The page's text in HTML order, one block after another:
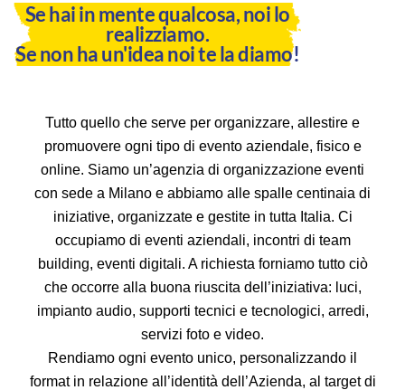
Se hai in mente qualcosa, noi lo
realizziamo.
Se non ha un'idea noi te la diamo!
Tutto quello che serve per organizzare, allestire e
promuovere ogni tipo di evento aziendale, fisico e
online. Siamo un’agenzia di organizzazione eventi
con sede a Milano e abbiamo alle spalle centinaia di
iniziative, organizzate e gestite in tutta Italia. Ci
occupiamo di eventi aziendali, incontri di team
building, eventi digitali. A richiesta forniamo tutto ciò
che occorre alla buona riuscita dell’iniziativa: luci,
impianto audio, supporti tecnici e tecnologici, arredi,
servizi foto e video.
Rendiamo ogni evento unico, personalizzando il
format in relazione all’identità dell’Azienda, al target di